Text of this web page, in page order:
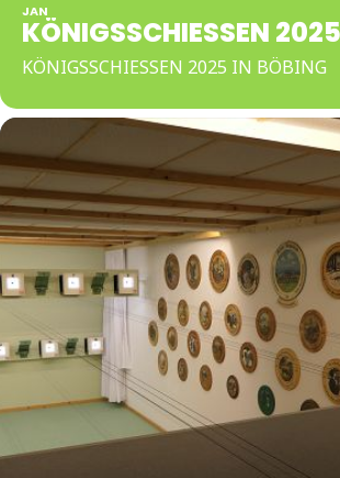
JAN
KÖNIGSSCHIESSEN 2025
KÖNIGSSCHIESSEN 2025 IN BÖBING